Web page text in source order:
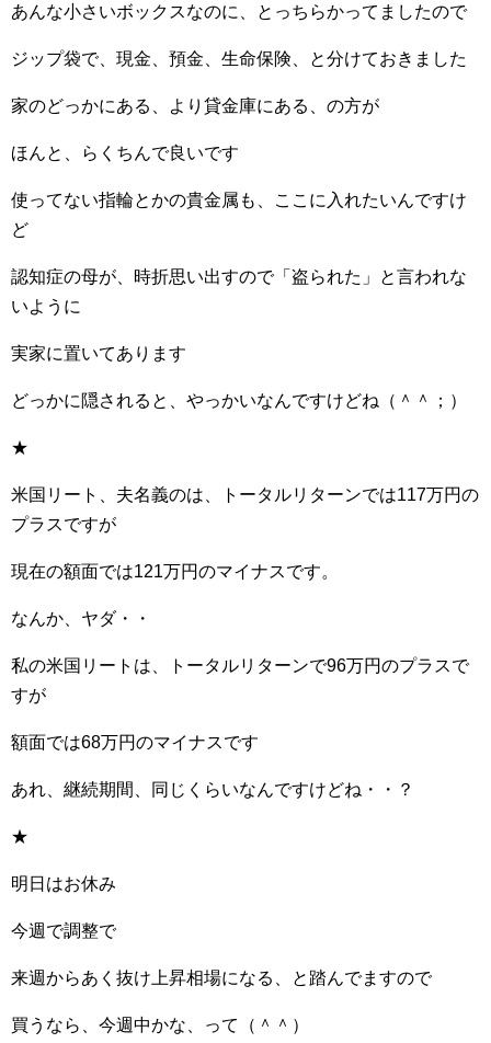
あんな小さいボックスなのに、とっちらかってましたので
ジップ袋で、現金、預金、生命保険、と分けておきました
家のどっかにある、より貸金庫にある、の方が
ほんと、らくちんで良いです
使ってない指輪とかの貴金属も、ここに入れたいんですけ
ど
認知症の母が、時折思い出すので「盗られた」と言われな
いように
実家に置いてあります
どっかに隠されると、やっかいなんですけどね（＾＾；）
★
米国リート、夫名義のは、トータルリターンでは117万円の
プラスですが
現在の額面では121万円のマイナスです。
なんか、ヤダ・・
私の米国リートは、トータルリターンで96万円のプラスで
すが
額面では68万円のマイナスです
あれ、継続期間、同じくらいなんですけどね・・？
★
明日はお休み
今週で調整で
来週からあく抜け上昇相場になる、と踏んでますので
買うなら、今週中かな、って（＾＾）